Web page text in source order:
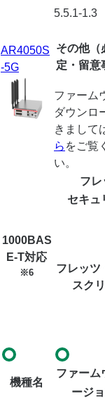
AR4050S
-5G
5.5.1-1.3
その他（
定・留意
ファーム
ダウンロ
きまして
ら をご覧
い。
1000BAS
E-T対応
※6
フレ
セキュ
フレッツ
スク
機種名
ファーム
ージ